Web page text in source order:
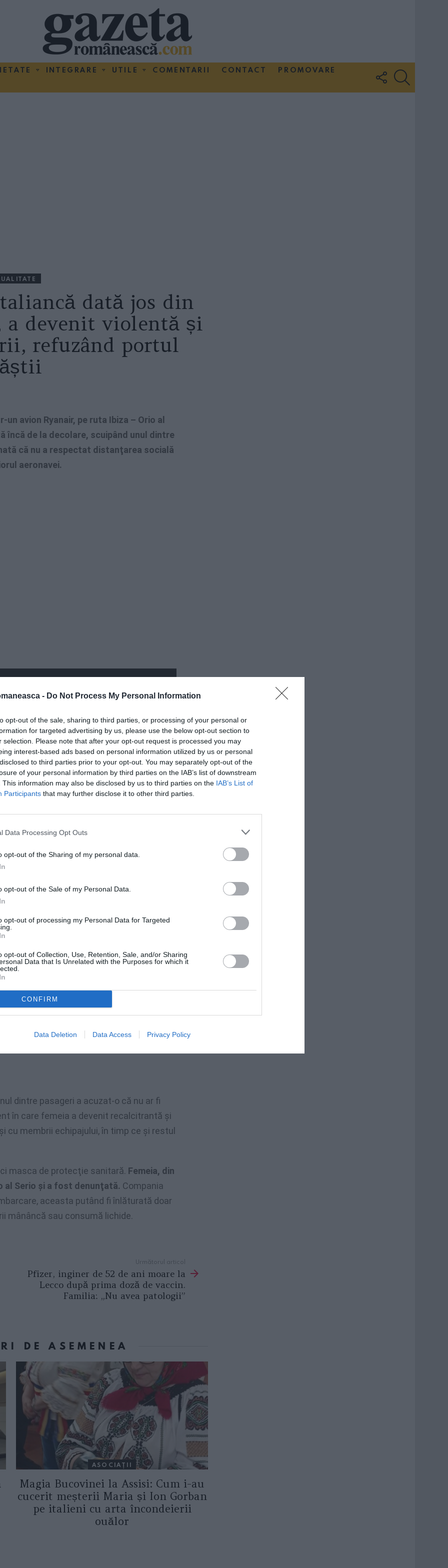
- Do Not Process My Personal Information
opt-out of the sale, sharing to third parties, or processing of your personal or
for targeted advertising by us, please use the below opt-out section to
selection. Please note that after your opt-out request is processed you may
interest-based ads based on personal information utilized by us or personal
to third parties prior to your opt-out. You may separately opt-out of the
of your personal information by third parties on the IAB’s list of downstream
This information may also be disclosed by us to third parties on the IAB’s List of
Participants that may further disclose it to other third parties.
Data Processing Opt Outs
opt-out of the Sharing of my personal data.
opt-out of the Sale of my Personal Data.
opt-out of processing my Personal Data for Targeted
opt-out of Collection, Use, Retention, Sale, and/or Sharing
Data that Is Unrelated with the Purposes for which it
CONFIRM
Data Deletion Data Access Privacy Policy
INTEGRARE UTILE COMENTARII CONTACT
PROMOVARE
FOLLOW
US
dată jos din
a devenit violentă și
refuzând portul
avion Ryanair, pe ruta Ibiza – Orio al
încă de la decolare, scuipând unul dintre
că nu a respectat distanţarea socială
aeronavei.
reţelele de socializare. Evenimentul s-a
la Orio al Serio (Bergamo), când o
de la bord. Tensiunile ar fi început
nu ar fi respectat distanţarea socială faţă
dintre pasageri a acuzat-o că nu ar fi
în care femeia a devenit recalcitrantă şi
cu membrii echipajului, în timp ce şi restul
masca de protecţie sanitară. Femeia, din
al Serio şi a fost denunţată. Compania
aceasta putând fi înlăturată doar
mânâncă sau consumă lichide.
Următorul articol
Pfizer, inginer de 52 de ani moare la
Lecco după prima doză de vaccin.
Familia: „Nu avea patologii”
DE ASEMENEA
ASOCIAŢII
Magia Bucovinei la Assisi: Cum i-au
cucerit meșterii Maria și Ion Gorban
pe italieni cu arta încondeierii
ouălor